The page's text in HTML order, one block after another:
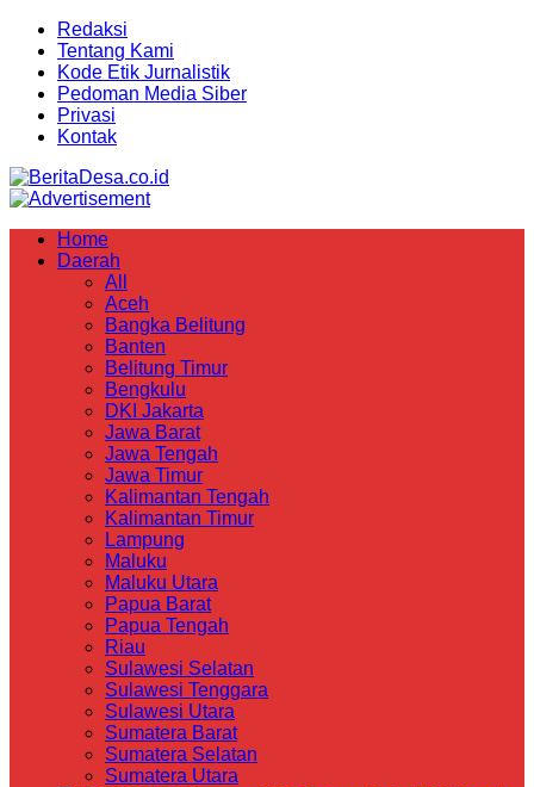
Redaksi
Tentang Kami
Kode Etik Jurnalistik
Pedoman Media Siber
Privasi
Kontak
Home
Daerah
All
Aceh
Bangka Belitung
Banten
Belitung Timur
Bengkulu
DKI Jakarta
Jawa Barat
Jawa Tengah
Jawa Timur
Kalimantan Tengah
Kalimantan Timur
Lampung
Maluku
Maluku Utara
Papua Barat
Papua Tengah
Riau
Sulawesi Selatan
Sulawesi Tenggara
Sulawesi Utara
Sumatera Barat
Sumatera Selatan
Sumatera Utara